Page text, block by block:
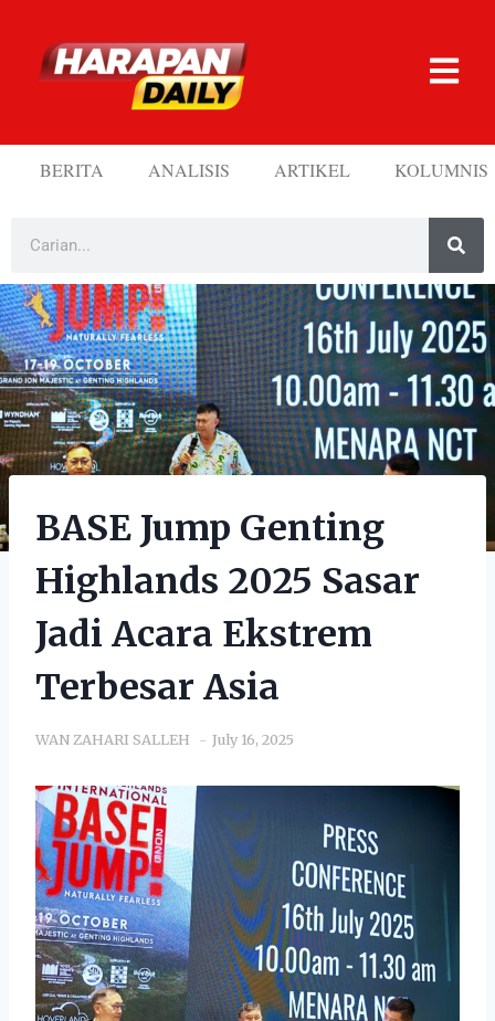
BERITA ANALISIS ARTIKEL KOLUMNIS
BASE Jump Genting
Highlands 2025 Sasar
Jadi Acara Ekstrem
Terbesar Asia
WAN ZAHARI SALLEH July 16, 2025